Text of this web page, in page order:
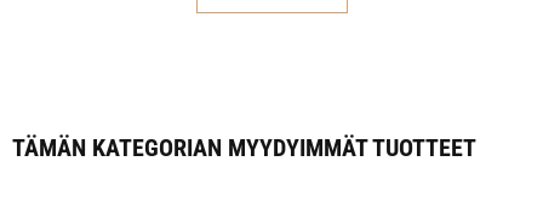
TÄMÄN KATEGORIAN MYYDYIMMÄT TUOTTEET